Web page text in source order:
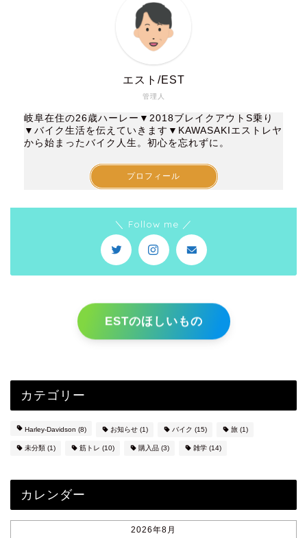
管理人
エスト/EST
岐阜在住の26歳ハーレー▼2018ブレイクアウトS乗り
▼バイク生活を伝えていきます▼KAWASAKIエストレヤ
から始まったバイク人生。初心を忘れずに。
プロフィール
＼ Follow me ／
ESTのほしいもの
カテゴリー
Harley-Davidson (8) お知らせ (1) バイク (15) 旅 (1)
未分類 (1) 筋トレ (10) 購入品 (3) 雑学 (14)
カレンダー
2026年8月